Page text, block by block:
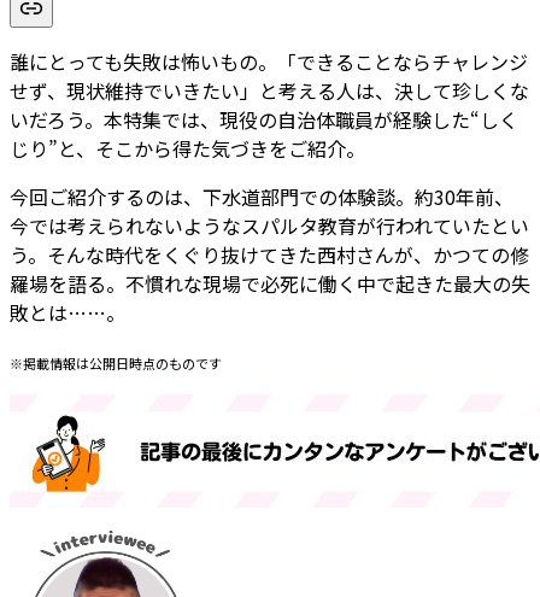
誰にとっても失敗は怖いもの。「できることならチャレンジ
せず、現状維持でいきたい」と考える人は、決して珍しくな
いだろう。本特集では、現役の自治体職員が経験した“しく
じり”と、そこから得た気づきをご紹介。
今回ご紹介するのは、下水道部門での体験談。約30年前、
今では考えられないようなスパルタ教育が行われていたとい
う。そんな時代をくぐり抜けてきた西村さんが、かつての修
羅場を語る。不慣れな現場で必死に働く中で起きた最大の失
敗とは……。
※掲載情報は公開日時点のものです